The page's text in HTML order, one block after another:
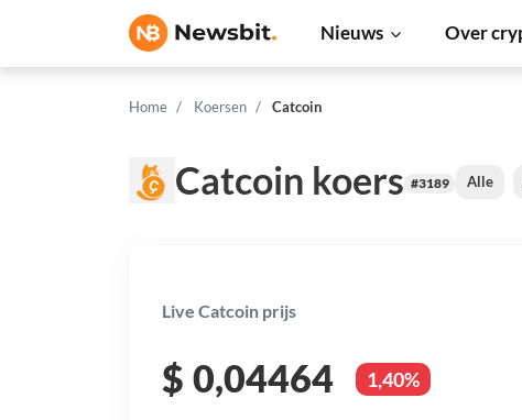
Nieuws Over
Home Koersen Catcoin
Catcoin koers #3189 Alle
Live Catcoin prijs
$ 0,04464 1,40%